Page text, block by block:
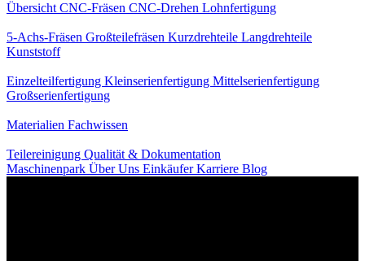
Übersicht CNC-Fräsen CNC-Drehen Lohnfertigung
5-Achs-Fräsen Großteilefräsen Kurzdrehteile Langdrehteile
Kunststoff
Einzelteilfertigung Kleinserienfertigung Mittelserienfertigung
Großserienfertigung
Materialien Fachwissen
Teilereinigung Qualität & Dokumentation
Maschinenpark Über Uns EinkäuferKarriere Blog